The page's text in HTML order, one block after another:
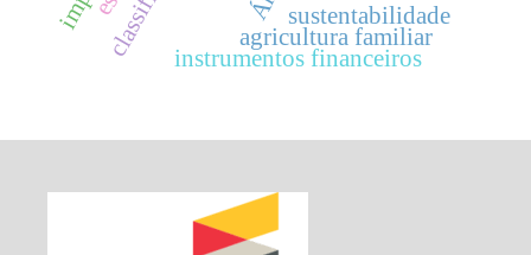
agricultura familiar
instrumentos financeiros
sustentabilidade